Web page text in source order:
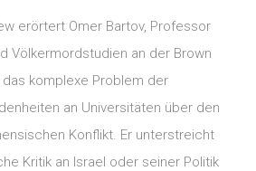
erörtert Omer Bartov, Professor
Völkermordstudien an der Brown
das komplexe Problem der
an Universitäten über den
Konflikt. Er unterstreicht
Kritik an Israel oder seiner Politik